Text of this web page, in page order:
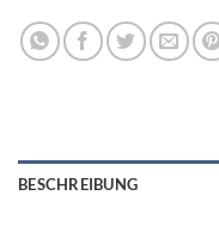
BESCHREIBUNG